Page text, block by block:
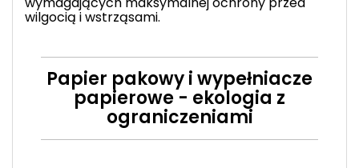
wilgocią i wstrząsami.
Papier pakowy i wypełniacze
papierowe - ekologia z
ograniczeniami